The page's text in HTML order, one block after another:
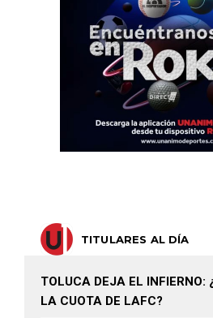
TITULARES AL DÍA
TOLUCA DEJA EL INFIERNO:
LA CUOTA DE LAFC?